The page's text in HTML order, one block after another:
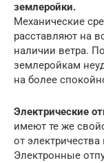
землеройки.
Механические
расставляют на
наличии ветра.
землеройкам
на более
Электрические
имеют те же
от
Электронные